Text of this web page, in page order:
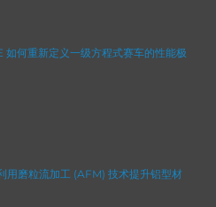
何重新定义一级方程式赛车的性能极
用磨粒流加工 (AFM) 技术提升铝型材